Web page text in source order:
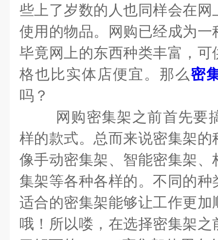
些上了岁数的人也同样会在
使用的物品。网购已经成为
毕竟网上的东西种类丰富，
格也比实体店便宜。那么密
吗？
网购密集架之前首先要
样的款式。总而来说密集架
像手动密集架、智能密集架
集架等各种各样的。不同的
适合的密集架能够让工作更
哦！所以喽，在选择密集架